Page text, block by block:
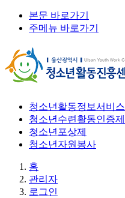
본문 바로가기
주메뉴 바로가기
청소년활동정보서비스
청소년수련활동인증제
청소년포상제
청소년자원봉사
홈
관리자
로그인